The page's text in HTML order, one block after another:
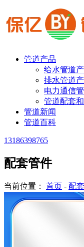
管道产品
给水管道
排水管道
电力通信
管道配套
管道新闻
管道百科
13186398765
配套管件
当前位置： 首页 - 配